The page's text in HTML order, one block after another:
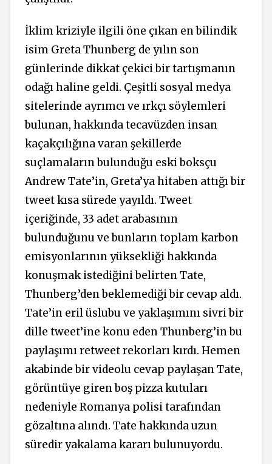
İklim kriziyle ilgili öne çıkan en bilindik
isim Greta Thunberg de yılın son
günlerinde dikkat çekici bir tartışmanın
odağı haline geldi. Çeşitli sosyal medya
sitelerinde ayrımcı ve ırkçı söylemleri
bulunan, hakkında tecavüzden insan
kaçakçılığına varan şekillerde
suçlamaların bulunduğu eski boksçu
Andrew Tate’in, Greta’ya hitaben attığı bir
tweet kısa sürede yayıldı. Tweet
içeriğinde, 33 adet arabasının
bulunduğunu ve bunların toplam karbon
emisyonlarının yüksekliği hakkında
konuşmak istediğini belirten Tate,
Thunberg’den beklemediği bir cevap aldı.
Tate’in eril üslubu ve yaklaşımını sivri bir
dille tweet’ine konu eden Thunberg’in bu
paylaşımı retweet rekorları kırdı. Hemen
akabinde bir videolu cevap paylaşan Tate,
görüntüye giren boş pizza kutuları
nedeniyle Romanya polisi tarafından
gözaltına alındı. Tate hakkında uzun
süredir yakalama kararı bulunuyordu.